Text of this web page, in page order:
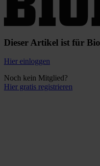
Dieser Artikel ist für
Hier einloggen
Noch kein Mitglied?
Hier gratis registrieren